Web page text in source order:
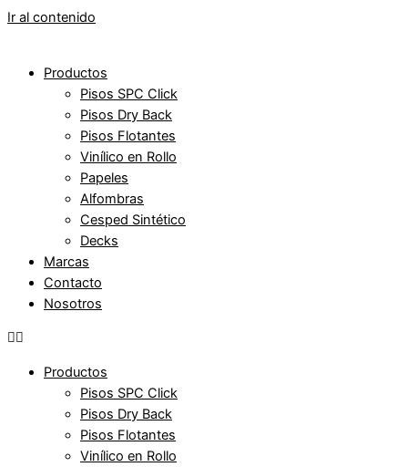
Ir al contenido
Productos
Pisos SPC Click
Pisos Dry Back
Pisos Flotantes
Vinílico en Rollo
Papeles
Alfombras
Cesped Sintético
Decks
Marcas
Contacto
Nosotros
Productos
Pisos SPC Click
Pisos Dry Back
Pisos Flotantes
Vinílico en Rollo